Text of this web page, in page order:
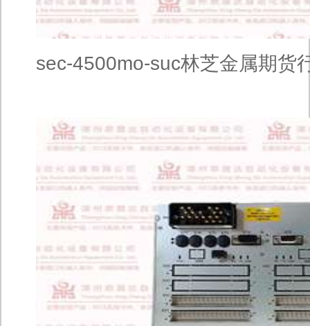
sec-4500mo-suc林芝金属期货